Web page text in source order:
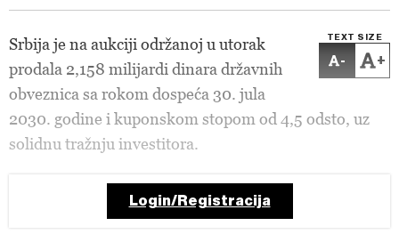
TEXT SIZE
- +
Srbija je na aukciji održanoj u utorak
prodala 2,158 milijardi dinara državnih
obveznica sa rokom dospeća 30. jula
2030. godine i kuponskom stopom od 4,5 odsto, uz
solidnu tražnju investitora.
Login/Registracija